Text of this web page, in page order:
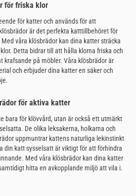
för friska klor
för katter och används för att
är det perfekta katttillbehöret för
våra klösbrädor kan dina katter sträcka
Detta bidrar till att hålla klorna friska och
krafsande på möbler. Våra klösbrädor är
och erbjuder dina katter en säker och
för aktiva katter
bara för klövvård, utan är också ett utmärkt
De olika leksakerna, holkarna och
uppmuntrar kattens naturliga lekinstinkt
din katt sysselsatt är viktigt för att förhindra
Med våra klösbrädor kan dina katter
hitta en avkopplande miljö att vila i.